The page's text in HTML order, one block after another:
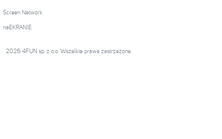
Screen Network
naEKRANIE
2026 4FUN sp. z o.o. Wszelkie prawa zastrzeżone.